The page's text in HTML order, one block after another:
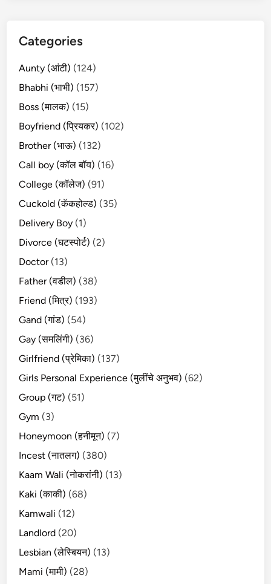
Categories
Aunty (आंटी) (124)
Bhabhi (भाभी) (157)
Boss (मालक) (15)
Boyfriend (प्रियकर) (102)
Brother (भाऊ) (132)
Call boy (कॉल बॉय) (16)
College (कॉलेज) (91)
Cuckold (कॅकहोल्ड) (35)
Delivery Boy (1)
Divorce (घटस्पोर्ट) (2)
Doctor(13)
Father (वडील) (38)
Friend (मित्र) (193)
Gand (गांड) (54)
Gay (समलिंगी) (36)
Girlfriend (प्रेमिका) (137)
Girls Personal Experience (मुलींचे अनुभव) (62)
Group (गट) (51)
Gym (3)
Honeymoon (हनीमून) (7)
Incest (नातलग) (380)
Kaam Wali (नोकरांनी) (13)
Kaki (काकी) (68)
Kamwali (12)
Landlord (20)
Lesbian (लेस्बियन) (13)
Mami (मामी) (28)